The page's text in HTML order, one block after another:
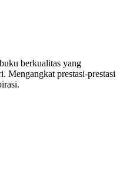
berkualitas yang
Mengangkat prestasi-prestasi